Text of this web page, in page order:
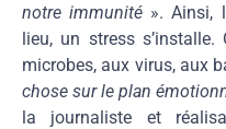
notre immunité ». Ainsi,
lieu, un stress
microbes, aux virus, aux
chose sur le plan
la journaliste et